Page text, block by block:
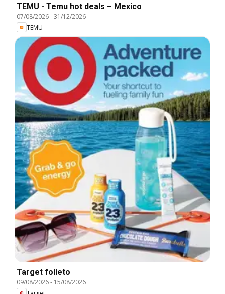
TEMU - Temu hot deals – Mexico
07/08/2026-31/12/2026
TEMU
Target folleto
09/08/2026- 15/08/2026